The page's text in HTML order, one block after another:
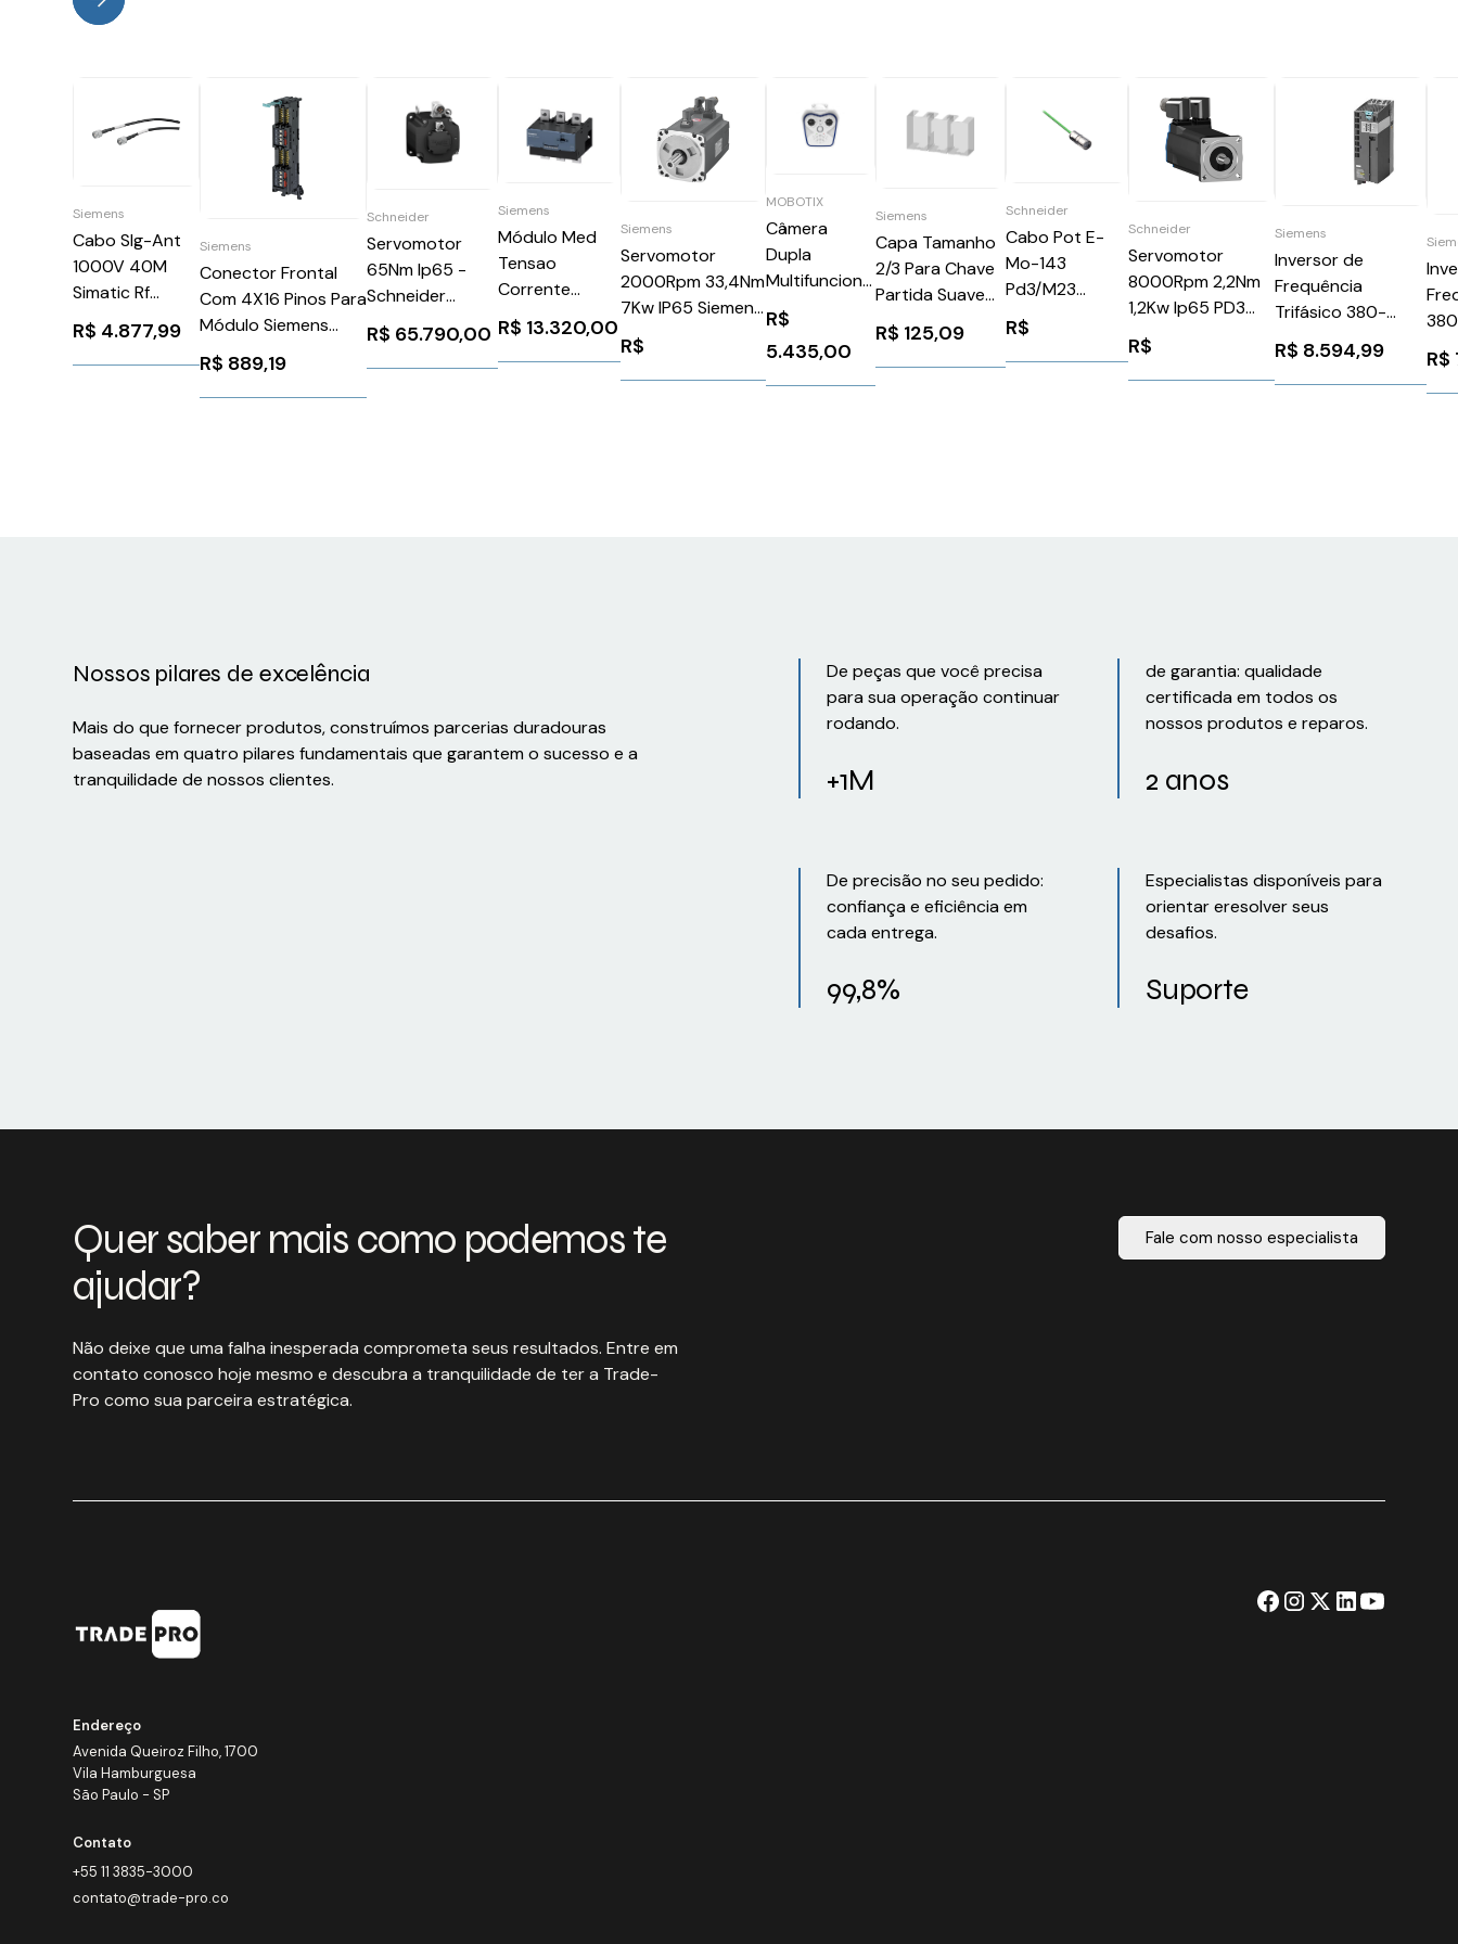
Siemens
Cabo Slg-Ant
1000V 40M
Simatic Rf
Siemens
6GT28150BN40
R$ 4.877,99
Siemens
Conector Frontal
Com 4X16 Pinos Para
Módulo Siemens
6ES79215AH200AA0
R$ 889,19
Schneider
Servomotor
65Nm Ip65 -
Schneider
BMH1903P21A2A
R$ 65.790,00
Siemens
Módulo Med
Tensao
Corrente
145mm 690V
63-630A
Siemens
R$ 13.320,00
Siemens
Servomotor
2000Rpm 33,4Nm
7Kw IP65 Siemens
1FL60961AC612LB1
R$
MOBOTIX
Câmera
Dupla
Multifuncional
MX-M16B
R$
5.435,00
Siemens
Capa Tamanho
2/3 Para Chave
Partida Suave
3RW59830TC20
Siemens
964507
R$ 125,09
Schneider
Cabo Pot E-
Mo-143
Pd3/M23
1,5Mm2 25M
Schneider
VW3E1143R250
R$
Schneider
Servomotor
8000Rpm 2,2Nm
1,2Kw Ip65 PD3
SH3Schneider
SH30702P11A2100
R$
Siemens
Inversor de
Frequência
Trifásico 380-
480V 26A 15CV Rfi
G120 Siemens
6SL32101PE227AL0
R$ 8.594,99 R$
Nossos pilares de excelência
Mais do que fornecer produtos, construímos parcerias duradouras
baseadas em quatro pilares fundamentais que garantem o sucesso e a
tranquilidade de nossos clientes.
De peças que você precisa
para sua operação continuar
rodando.
+1M
de garantia: qualidade
certificada em todos os
nossos produtos e reparos.
2 anos
De precisão no seu pedido:
confiança e eficiência em
cada entrega.
99,8%
Especialistas disponíveis para
orientar eresolver seus
desafios.
Suporte
Quer saber mais como podemos te
ajudar?
Não deixe que uma falha inesperada comprometa seus resultados. Entre em
contato conosco hoje mesmo e descubra a tranquilidade de ter a Trade-
Pro como sua parceira estratégica.
Fale com nosso especialista
Endereço
Avenida Queiroz Filho, 1700
Vila Hamburguesa
São Paulo - SP
Contato
+55 11 3835-3000
contato@trade-pro.co